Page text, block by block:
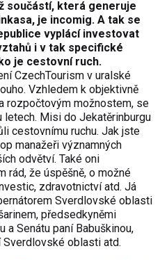
součástí, která generuje
je incomig. A tak se
vyplácí investovat
i v tak specifické
je cestovní ruch.
CzechTourism v uralské
Vzhledem k objektivně
rozpočtovým možnostem, se
Misi do Jekatěrinburgu
cestovnímu ruchu. Jak jste
manažeři významných
odvětví. Také oni
rád, že úspěšně, o možné
zdravotnictví atd. Já
Sverdlovské oblasti
předsedkyněmi
a Senátu paní Babuškinou,
Sverdlovské oblasti atd.